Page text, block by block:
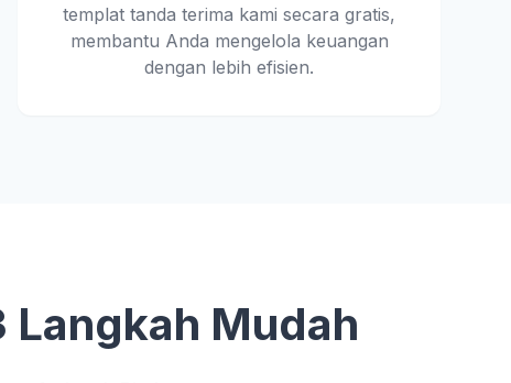
templat tanda terima kami secara gratis,
membantu Anda mengelola keuangan
dengan lebih efisien.
Langkah Mudah